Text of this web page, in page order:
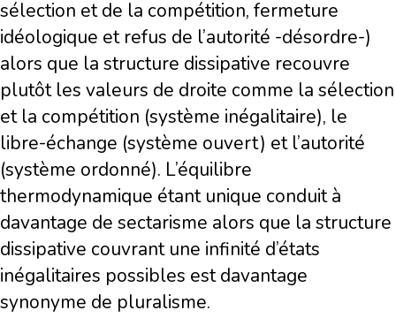
sélection et de la compétition, fermeture
idéologique et refus de l’autorité -désordre-)
alors que la structure dissipative recouvre
plutôt les valeurs de droite comme la sélection
et la compétition (système inégalitaire), le
libre-échange (système ouvert) et l’autorité
(système ordonné). L’équilibre
thermodynamique étant unique conduit à
davantage de sectarisme alors que la structure
dissipative couvrant une infinité d’états
inégalitaires possibles est davantage
synonyme de pluralisme.